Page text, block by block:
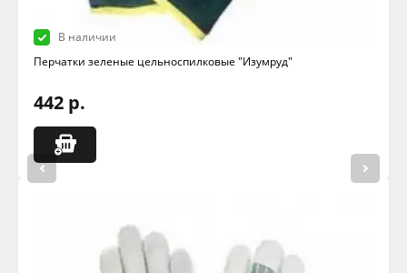
В наличии
Перчатки зеленые цельноспилковые "Изумруд"
442 р.